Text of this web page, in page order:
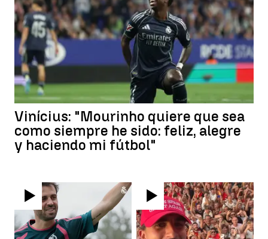
Vinícius: "Mourinho quiere que sea
como siempre he sido: feliz, alegre
y haciendo mi fútbol"